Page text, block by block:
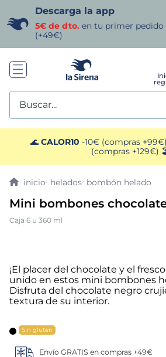
Descarga la app
5€ de dto. en tu primer pedido
(+49€)
Buscar...
🌊 CALOR10 -10€ (compras +99€)
(compras +129€)
helados bombón helado
Mini bombones
Caja 6 u 360 ml
¡El placer del chocolate y el
unido en estos mini bombones
Disfruta del chocolate negro
textura de su interior.
Sin gluten
Envío GRATIS en compras +49€
TÉRMINOS MÁS BUSCADOS
1. helados sirena
gambas
3. patatas
5. verduras